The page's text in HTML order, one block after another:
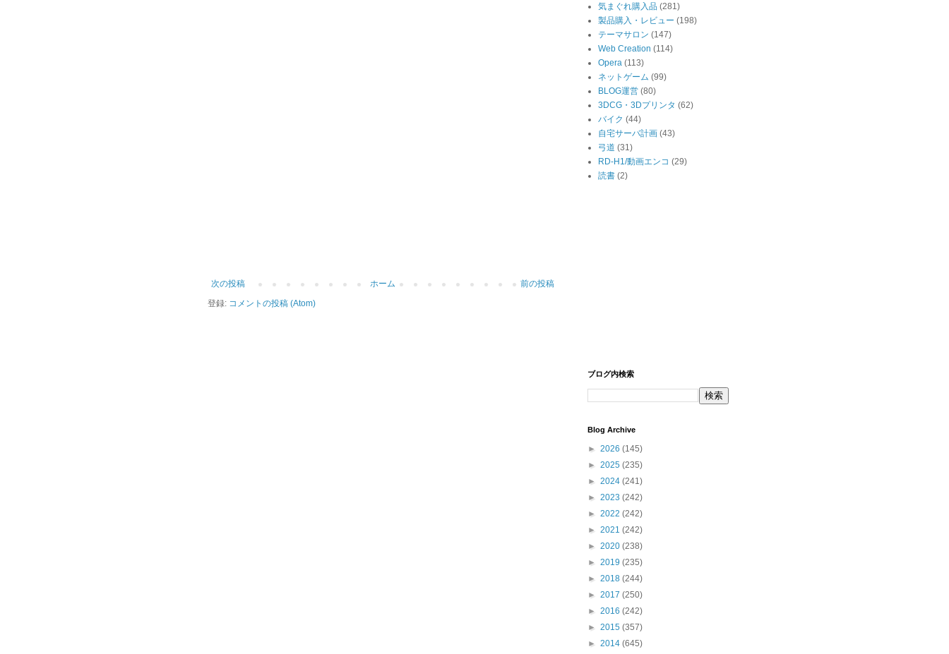
次の投稿 前の投稿
ホーム
登録: コメントの投稿 (Atom)
気まぐれ購入品 (281)
製品購入・レビュー (198)
テーマサロン (147)
Web Creation (114)
Opera (113)
ネットゲーム (99)
BLOG運営 (80)
3DCG・3Dプリンタ (62)
バイク (44)
自宅サーバ計画 (43)
弓道 (31)
RD-H1/動画エンコ (29)
読書 (2)
ブログ内検索
Blog Archive
► 2026 (145)
► 2025 (235)
► 2024 (241)
► 2023 (242)
► 2022 (242)
► 2021 (242)
► 2020 (238)
► 2019 (235)
► 2018 (244)
► 2017 (250)
► 2016 (242)
► 2015 (357)
► 2014 (645)